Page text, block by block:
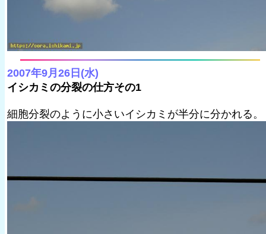
2007年9月26日(水)
イシカミの分裂の仕方その1
細胞分裂のように小さいイシカミが半分に分かれる。